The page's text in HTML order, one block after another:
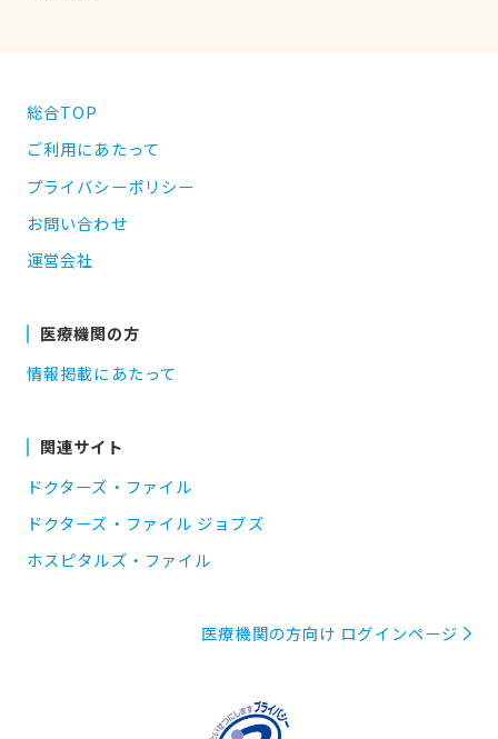
総合TOP
ご利用にあたって
プライバシーポリシー
お問い合わせ
運営会社
医療機関の方
情報掲載にあたって
関連サイト
ドクターズ・ファイル
ドクターズ・ファイル ジョブズ
ホスピタルズ・ファイル
医療機関の方向け ログインページ